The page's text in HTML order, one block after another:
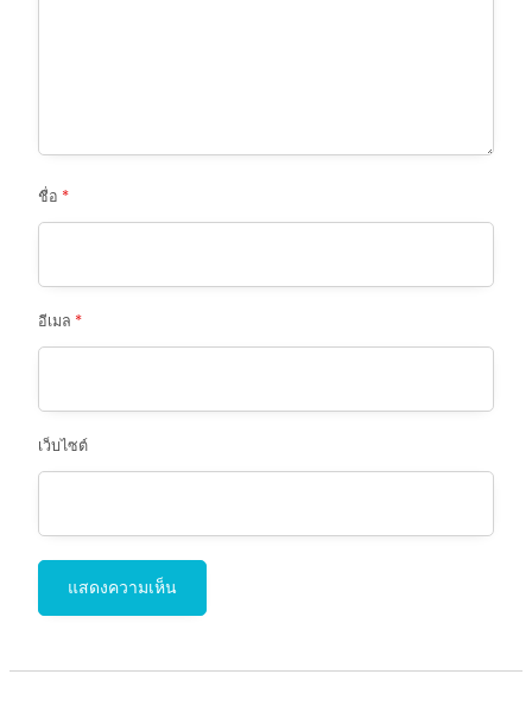
ชื่อ *
อีเมล *
เว็บไซต์